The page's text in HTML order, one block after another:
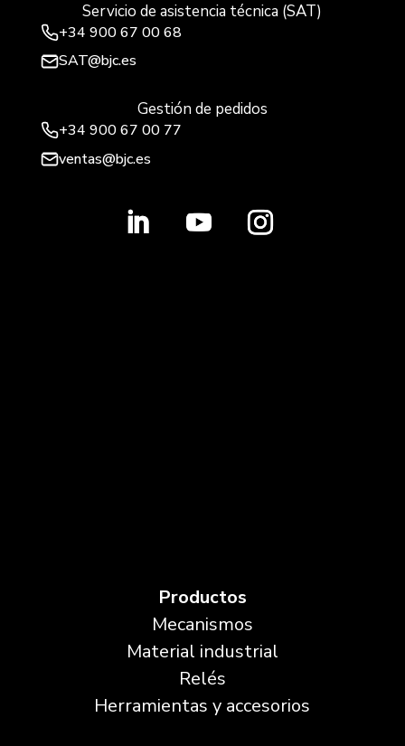
Servicio de asistencia técnica (SAT)
+34 900 67 00 68
SAT@bjc.es
Gestión de pedidos
+34 900 67 00 77
ventas@bjc.es
Productos
Mecanismos
Material industrial
Relés
Herramientas y accesorios